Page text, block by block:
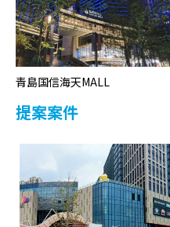
青島国信海天MALL
提案案件